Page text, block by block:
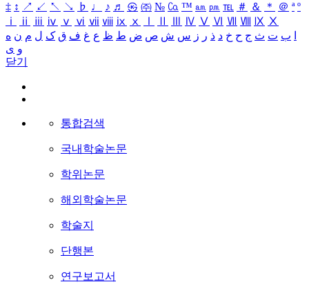
‡ ↕ ↗ ↙ ↖ ↘ ♭ ♩ ♪ ♬ ㉿ ㈜ № ㏇ ™ ㏂ ㏘ ℡ ＃ ＆ ＊ ＠ ª º
ⅰ
ⅱ ⅲ ⅳ ⅴ ⅵ ⅶ ⅷ ⅸ ⅹ Ⅳ Ⅴ Ⅵ Ⅶ Ⅷ Ⅸ Ⅹ
ب ت ث ج ح خ د ذ ر ز س ش ص ض ط ظ ع غ ف ق ک ل م ن ه
و ی
닫기
통합검색
국내학술논문
학위논문
해외학술논문
학술지
단행본
연구보고서